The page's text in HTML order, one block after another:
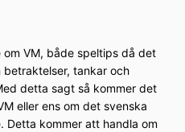
VM, både speltips då det
tankar och
detta sagt så kommer det
eller ens om det svenska
Detta kommer att handla om